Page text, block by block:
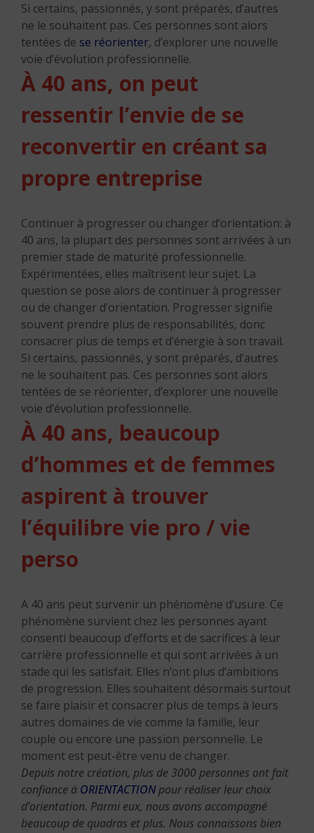
Si certains, passionnés, y sont préparés, d’autres
ne le souhaitent pas. Ces personnes sont alors
tentées de se réorienter, d’explorer une nouvelle
voie d’évolution professionnelle.
À 40 ans, on peut
ressentir l’envie de se
reconvertir en créant sa
propre entreprise
Continuer à progresser ou changer d’orientation: à
40 ans, la plupart des personnes sont arrivées à un
premier stade de maturité professionnelle.
Expérimentées, elles maîtrisent leur sujet. La
question se pose alors de continuer à progresser
ou de changer d’orientation. Progresser signifie
souvent prendre plus de responsabilités, donc
consacrer plus de temps et d’énergie à son travail.
Si certains, passionnés, y sont préparés, d’autres
ne le souhaitent pas. Ces personnes sont alors
tentées de se réorienter, d’explorer une nouvelle
voie d’évolution professionnelle.
À 40 ans, beaucoup
d’hommes et de femmes
aspirent à trouver
l’équilibre vie pro / vie
perso
A 40 ans peut survenir un phénomène d’usure. Ce
phénomène survient chez les personnes ayant
consenti beaucoup d’efforts et de sacrifices à leur
carrière professionnelle et qui sont arrivées à un
stade qui les satisfait. Elles n’ont plus d’ambitions
de progression. Elles souhaitent désormais surtout
se faire plaisir et consacrer plus de temps à leurs
autres domaines de vie comme la famille, leur
couple ou encore une passion personnelle. Le
moment est peut-être venu de changer.
Depuis notre création, plus de 3000 personnes ont fait
confiance à ORIENTACTIONpour réaliser leur choix
d’orientation. Parmi eux, nous avons accompagné
beaucoup de quadras et plus. Nous connaissons bien